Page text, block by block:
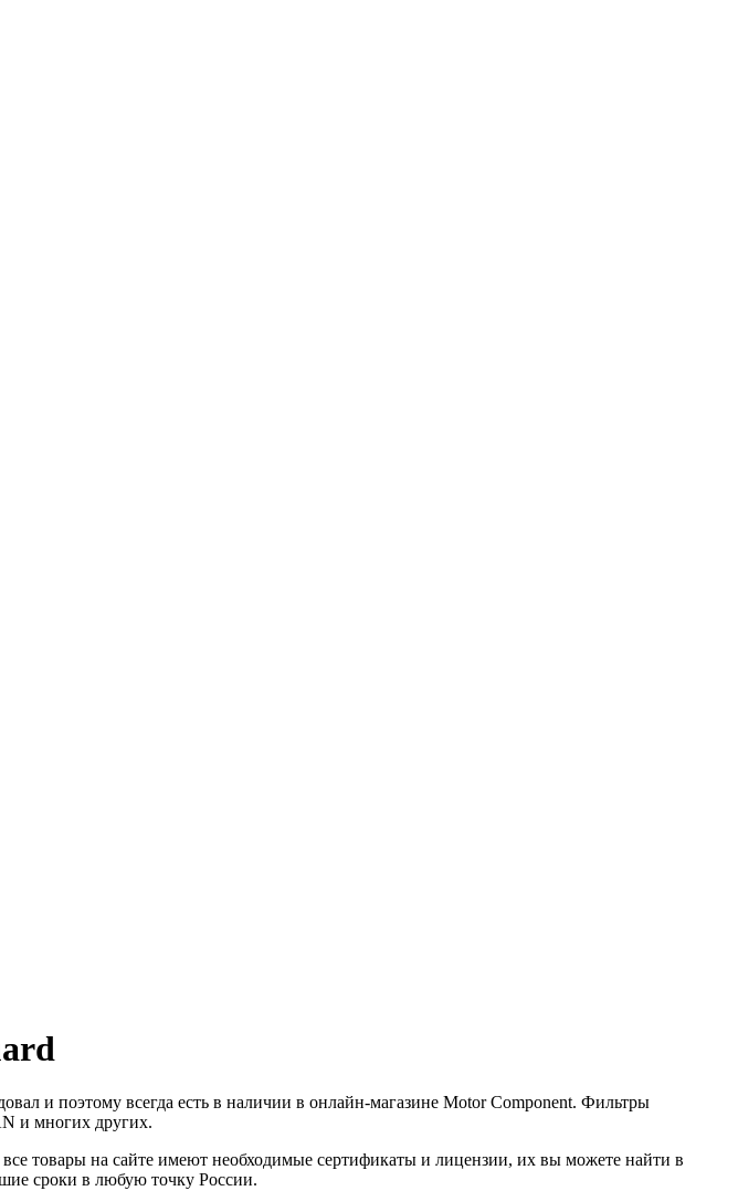
и поэтому всегда есть в наличии в онлайн-магазине Motor Component. Фильтры
и многих других.
все товары на сайте имеют необходимые сертификаты и лицензии, их вы можете найти в
сроки в любую точку России.